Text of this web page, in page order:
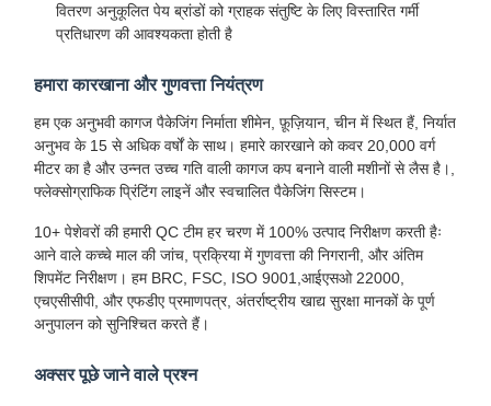
वितरण अनुकूलित पेय ब्रांडों को ग्राहक संतुष्टि के लिए विस्तारित गर्मी
प्रतिधारण की आवश्यकता होती है
हमारा कारखाना और गुणवत्ता नियंत्रण
हम एक अनुभवी कागज पैकेजिंग निर्माता शीमेन, फ़ूज़ियान, चीन में स्थित हैं, निर्यात
अनुभव के 15 से अधिक वर्षों के साथ। हमारे कारखाने को कवर 20,000 वर्ग
मीटर का है और उन्नत उच्च गति वाली कागज कप बनाने वाली मशीनों से लैस है।,
फ्लेक्सोग्राफिक प्रिंटिंग लाइनें और स्वचालित पैकेजिंग सिस्टम।
10+ पेशेवरों की हमारी QC टीम हर चरण में 100% उत्पाद निरीक्षण करती हैः
आने वाले कच्चे माल की जांच, प्रक्रिया में गुणवत्ता की निगरानी, और अंतिम
शिपमेंट निरीक्षण। हम BRC, FSC, ISO 9001,आईएसओ 22000,
एचएसीसीपी, और एफडीए प्रमाणपत्र, अंतर्राष्ट्रीय खाद्य सुरक्षा मानकों के पूर्ण
अनुपालन को सुनिश्चित करते हैं।
अक्सर पूछे जाने वाले प्रश्न